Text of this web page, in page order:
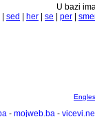
U bazi
sed her se per
- mojweb.ba-